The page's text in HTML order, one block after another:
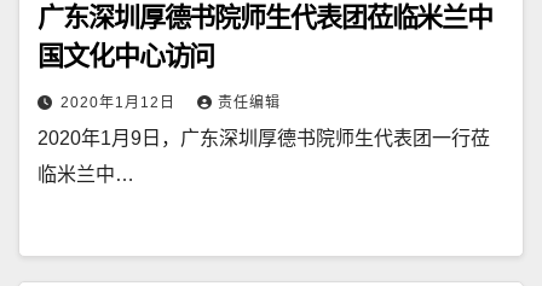
广东深圳厚德书院师生代表团莅临米兰中
国文化中心访问
2020年1月12日 责任编辑
2020年1月9日，广东深圳厚德书院师生代表团一行莅
临米兰中…